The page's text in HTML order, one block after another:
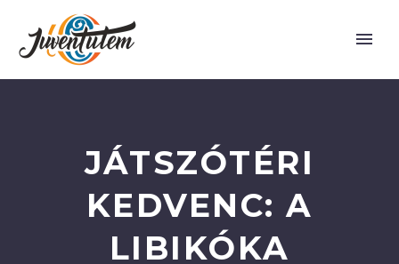
JÁTSZÓTÉRI
KEDVENC: A
LIBIKÓKA